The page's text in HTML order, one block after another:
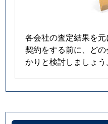
各会社の査定結果を元
契約をする前に、ど
かりと検討しましょう